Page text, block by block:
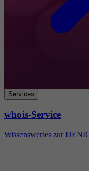
Services
whois-Service
Wissenswertes zur